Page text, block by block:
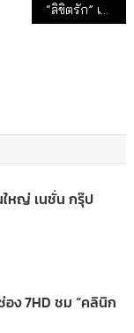
“ลิขิตรัก” เปิดตลาดจีน
ใหญ่ เนชั่น กรุ๊ป
ง 7HD ชม “คลินิก